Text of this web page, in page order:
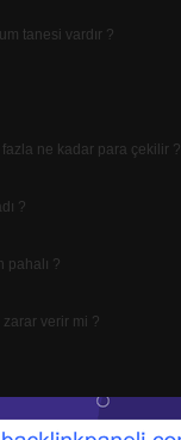
tanesi vardır ?
ne kadar para çekilir ?
?
pahalı ?
verir mi ?